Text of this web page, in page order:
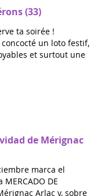
organisait avec
vie le colloque "Dons
graves et
(33)
ta soirée !
un loto festif,
et surtout une
de Mérignac
marca el
DE
Arlac y, sobre